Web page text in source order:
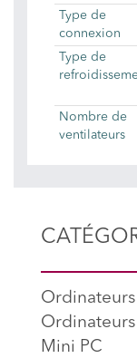
Type de
connexion
Type de
Nombre de
ventilateurs
Mini PC